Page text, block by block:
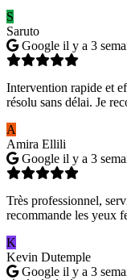
S
Saruto
Google il y a 3
Intervention rapide et
résolu sans délai. Je
A
Amira Ellili
Google il y a 3
Très professionnel,
recommande les yeux
K
Kevin Dutemple
Google il y a 3